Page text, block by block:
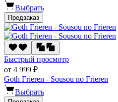
Выбрать
Предзаказ
Быстрый просмотр
от 4 999 ₽
Goth Frieren - Sousou no Frieren
Выбрать